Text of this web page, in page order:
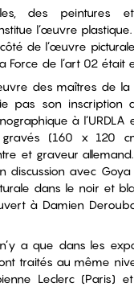
des peintures
l’œuvre
de l’œuvre picturale
Force de l’art 02 était
des maîtres de
pas son inscription
à
gravés (160 x 120
et graveur
avec
dans le noir et
à Damien
a que dans les
traités au même
Leclerc (Paris)